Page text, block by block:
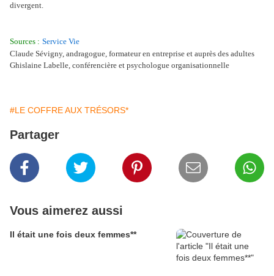
divergent.
Sources : Service Vie
Claude Sévigny, andragogue, formateur en entreprise et auprès des adultes
Ghislaine Labelle, conférencière et psychologue organisationnelle
#LE COFFRE AUX TRÉSORS*
Partager
Vous aimerez aussi
Il était une fois deux femmes**